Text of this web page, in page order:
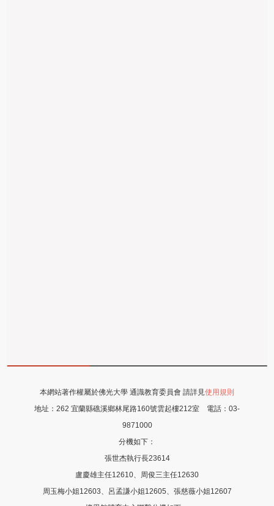
本網站著作權屬於佛光大學 通識教育委員會 請詳見 使用規則
地址： 262 宜蘭縣礁溪鄉林尾路160號雲起樓212室 電話： 03-
9871000
分機如下：
張世杰執行長23614
盧慶雄主任12610、周俊三主任12630
周玉梅小姐12603、呂孟謙小姐12605 、張慈薇小姐12607